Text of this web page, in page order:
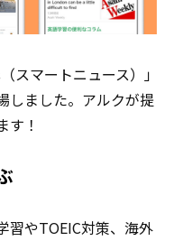
スマートニュース）」
しました。アルクが提
す！
習やTOEIC対策、海外